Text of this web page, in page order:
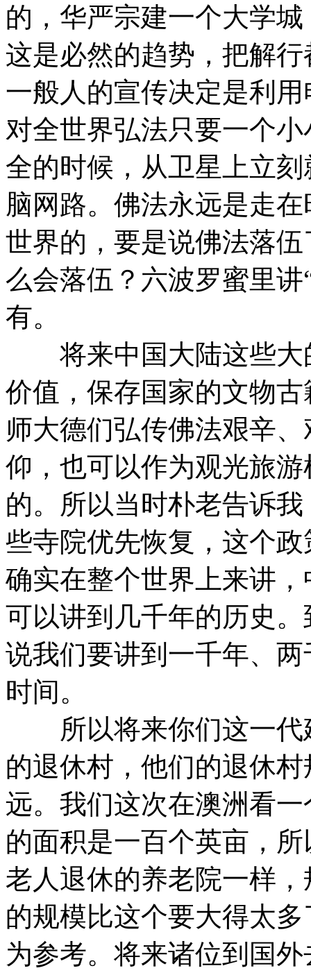
的，华严宗建一个大学
这是必然的趋势，把解
一般人的宣传决定是利
对全世界弘法只要一个
全的时候，从卫星上立
脑网路。佛法永远是走
世界的，要是说佛法落
么会落伍？六波罗蜜里
有。
将来中国大陆这些大
价值，保存国家的文物
师大德们弘传佛法艰辛
仰，也可以作为观光旅
的。所以当时朴老告诉
些寺院优先恢复，这个
确实在整个世界上来讲
可以讲到几千年的历史
说我们要讲到一千年、
时间。
所以将来你们这一代
的退休村，他们的退休
远。我们这次在澳洲看
的面积是一百个英亩，
老人退休的养老院一样
的规模比这个要大得太
为参考。将来诸位到国